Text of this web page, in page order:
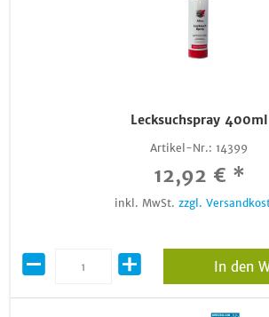
Lecksuchspray 400ml
Artikel-Nr.: 14399
12,92 € *
inkl. MwSt. zzgl.
In den